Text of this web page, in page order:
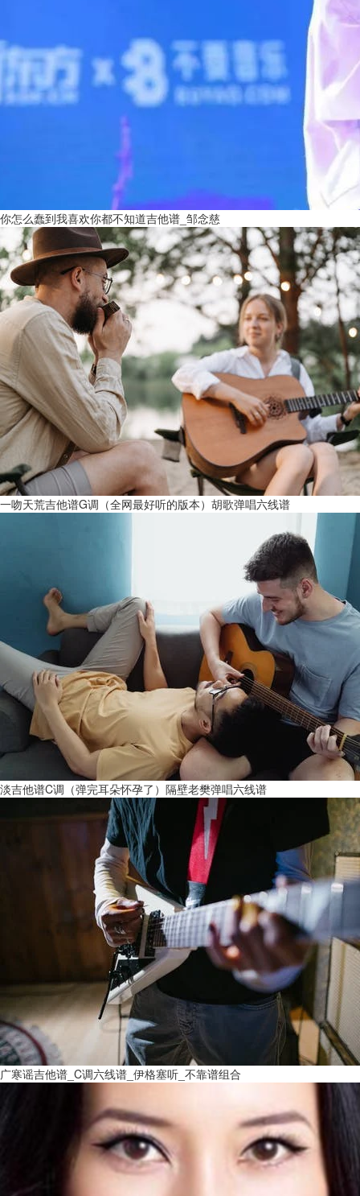
你怎么蠢到我喜欢你都不知道吉他谱_邹念慈
一吻天荒吉他谱G调（全网最好听的版本）胡歌弹唱六线谱
淡吉他谱C调（弹完耳朵怀孕了）隔壁老樊弹唱六线谱
广寒谣吉他谱_C调六线谱_伊格塞听_不靠谱组合